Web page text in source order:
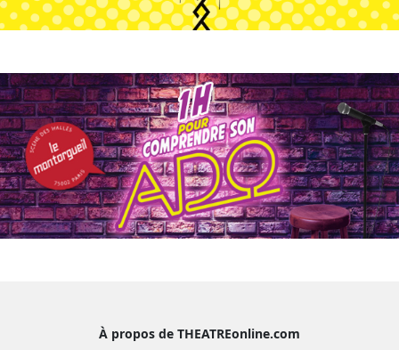
À propos de THEATREonline.com